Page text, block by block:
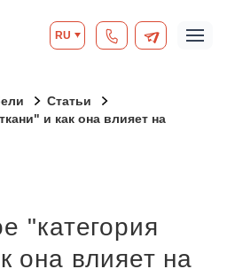
RU
Статьи
и как она влияет на
"категория
она влияет на